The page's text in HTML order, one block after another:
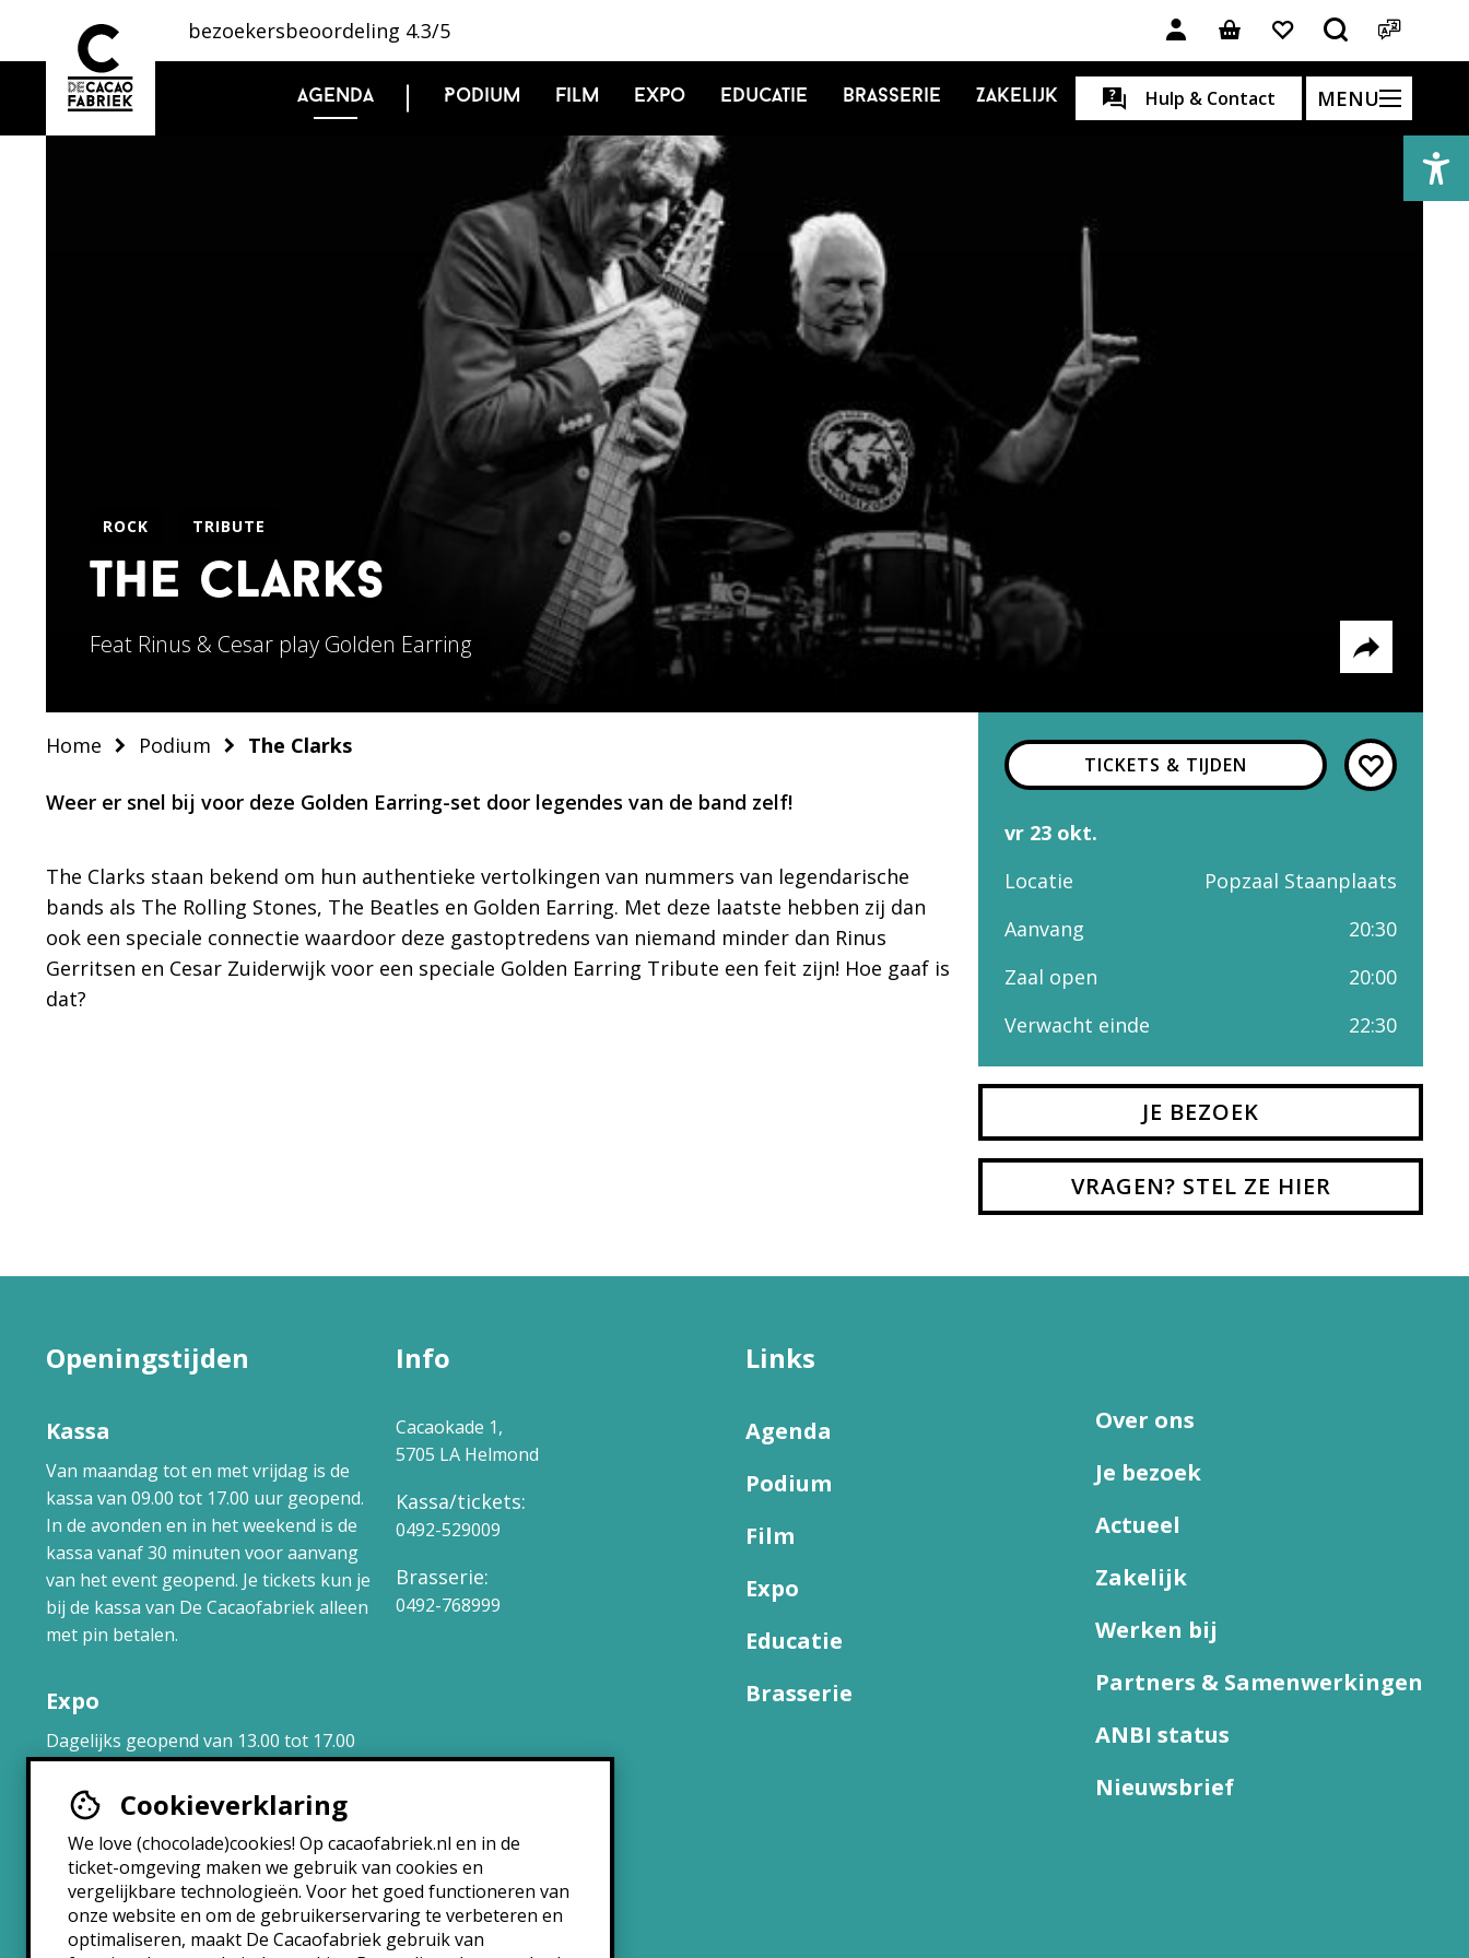
Cookieverklaring
We love (chocolade)cookies! Op cacaofabriek.nl en in de
ticket-omgeving maken we gebruik van cookies en
vergelijkbare technologieën. Voor het goed functioneren van
onze website en om de gebruikerservaring te verbeteren en
optimaliseren, maakt De Cacaofabriek gebruik van
bezoekersbeoordeling 4.3/5
Agenda Podium Film Expo Educatie Brasserie Zakelijk Hulp & Contact MENU
ROCK TRIBUTE
the clarks
Feat Rinus & Cesar play Golden Earring
Delen via
Facebook Whatsapp
Home Podium The Clarks
Weer er snel bij voor deze Golden Earring-set door legendes van de band zelf!
The Clarks staan bekend om hun authentieke vertolkingen van nummers van legendarische
bands als The Rolling Stones, The Beatles en Golden Earring. Met deze laatste hebben zij dan
ook een speciale connectie waardoor deze gastoptredens van niemand minder dan Rinus
Gerritsen en Cesar Zuiderwijk voor een speciale Golden Earring Tribute een feit zijn! Hoe gaaf is
dat?
TICKETS & TIJDEN
vr 23 okt.
Locatie
Popzaal Staanplaats
Aanvang
20:30
Zaal open
20:00
Verwacht einde
22:30
JE BEZOEK
VRAGEN? STEL ZE HIER
Openingstijden
Kassa
Van maandag tot en met vrijdag is de
kassa van 09.00 tot 17.00 uur geopend.
In de avonden en in het weekend is de
kassa vanaf 30 minuten voor aanvang
van het event geopend. Je tickets kun je
bij de kassa van De Cacaofabriek alleen
met pin betalen.
Expo
Dagelijks geopend van 13.00 tot 17.00
uur.
Brasserie
Maandag: 10:30 – 22:30
Dinsdag: 10:30 – 22:30
Woensdag: 10:30 – 22:30
Info
Cacaokade 1,
5705 LA Helmond
Kassa/tickets:
0492-529009
Brasserie:
0492-768999
Links
Agenda
Podium
Film
Expo
Educatie
Brasserie
Over ons
Je bezoek
Actueel
Zakelijk
Werken bij
Partners & Samenwerkingen
ANBI status
Nieuwsbrief